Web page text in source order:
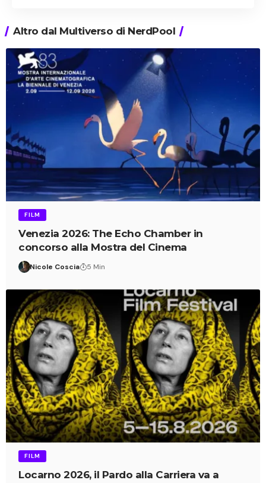
Altro dal Multiverso di NerdPool
FILM
Venezia 2026: The Echo Chamber in
concorso alla Mostra del Cinema
Nicole Coscia 5 Min
FILM
Locarno 2026, il Pardo alla Carriera va a